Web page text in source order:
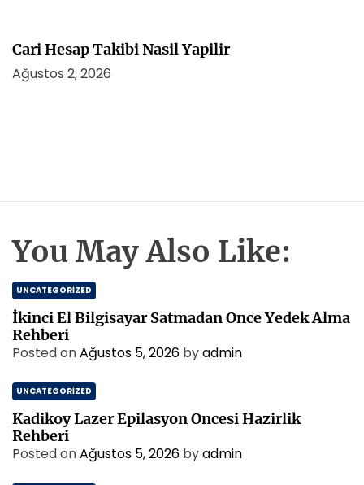
Cari Hesap Takibi Nasil Yapilir
Ağustos 2, 2026
You May Also Like:
UNCATEGORIZED
İkinci El Bilgisayar Satmadan Once Yedek Alma
Rehberi
Posted onAğustos 5, 2026 byadmin
UNCATEGORIZED
Kadikoy Lazer Epilasyon Oncesi Hazirlik
Rehberi
Posted onAğustos 5, 2026 byadmin